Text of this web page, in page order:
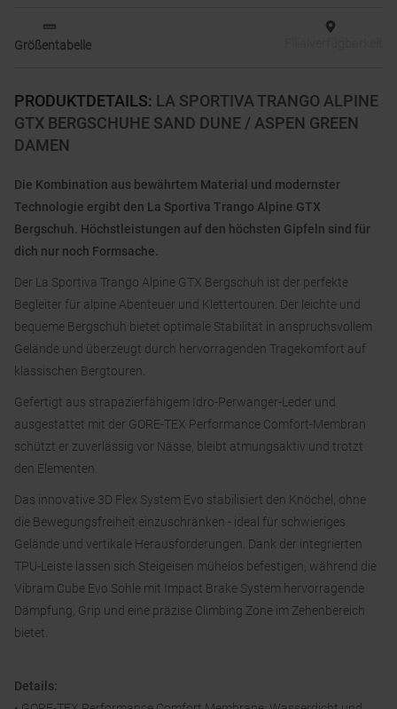
PRODUKTDETAILS: LA SPORTIVA TRANGO ALPINE
GTX BERGSCHUHE SAND DUNE / ASPEN GREEN
DAMEN
Die Kombination aus bewährtem Material und modernster
Technologie ergibt den La Sportiva Trango Alpine GTX
Bergschuh. Höchstleistungen auf den höchsten Gipfeln sind für
dich nur noch Formsache.
Der La Sportiva Trango Alpine GTX Bergschuh ist der perfekte
Begleiter für alpine Abenteuer und Klettertouren. Der leichte und
bequeme Bergschuh bietet optimale Stabilität in anspruchsvollem
Gelände und überzeugt durch hervorragenden Tragekomfort auf
klassischen Bergtouren.
Gefertigt aus strapazierfähigem Idro-Perwanger-Leder und
ausgestattet mit der GORE-TEX Performance Comfort-Membran
schützt er zuverlässig vor Nässe, bleibt atmungsaktiv und trotzt
den Elementen.
Das innovative 3D Flex System Evo stabilisiert den Knöchel, ohne
die Bewegungsfreiheit einzuschränken - ideal für schwieriges
Gelände und vertikale Herausforderungen. Dank der integrierten
TPU-Leiste lassen sich Steigeisen mühelos befestigen, während die
Vibram Cube Evo Sohle mit Impact Brake System hervorragende
Dämpfung, Grip und eine präzise Climbing Zone im Zehenbereich
bietet.
Details:
Größentabelle